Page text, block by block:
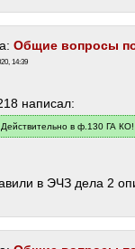
Общие вопросы
14:39
написал:
[
q
Действительно в ф.130 ГА
[
в ЭЧЗ дела 2